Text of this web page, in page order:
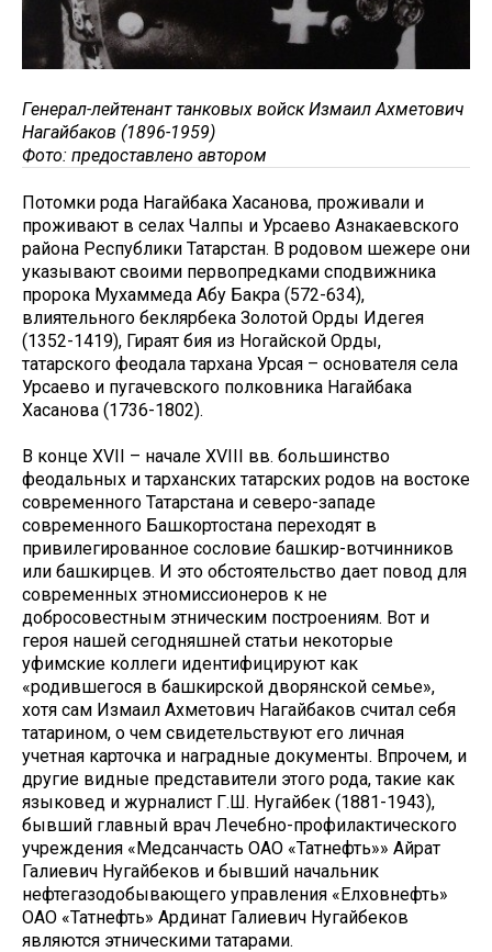
Генерал-лейтенант танковых войск Измаил Ахметович
Нагайбаков (1896-1959)
Фото: предоставлено автором
Потомки рода Нагайбака Хасанова, проживали и
проживают в селах Чалпы и Урсаево Азнакаевского
района Республики Татарстан. В родовом шежере они
указывают своими первопредками сподвижника
пророка Мухаммеда Абу Бакра (572-634),
влиятельного беклярбека Золотой Орды Идегея
(1352-1419), Гираят бия из Ногайской Орды,
татарского феодала тархана Урсая – основателя села
Урсаево и пугачевского полковника Нагайбака
Хасанова (1736-1802).
В конце XVII – начале XVIII вв. большинство
феодальных и тарханских татарских родов на востоке
современного Татарстана и северо-западе
современного Башкортостана переходят в
привилегированное сословие башкир-вотчинников
или башкирцев. И это обстоятельство дает повод для
современных этномиссионеров к не
добросовестным этническим построениям. Вот и
героя нашей сегодняшней статьи некоторые
уфимские коллеги идентифицируют как
«родившегося в башкирской дворянской семье»,
хотя сам Измаил Ахметович Нагайбаков считал себя
татарином, о чем свидетельствуют его личная
учетная карточка и наградные документы. Впрочем, и
другие видные представители этого рода, такие как
языковед и журналист Г.Ш. Нугайбек (1881-1943),
бывший главный врач Лечебно-профилактического
учреждения «Медсанчасть ОАО «Татнефть»» Айрат
Галиевич Нугайбеков и бывший начальник
нефтегазодобывающего управления «Елховнефть»
ОАО «Татнефть» Ардинат Галиевич Нугайбеков
являются этническими татарами.